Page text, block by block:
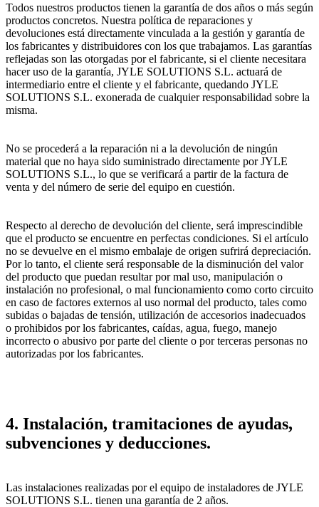
Todos nuestros productos tienen la garantía de dos años o más según
productos concretos. Nuestra política de reparaciones y
devoluciones está directamente vinculada a la gestión y garantía de
los fabricantes y distribuidores con los que trabajamos. Las garantías
reflejadas son las otorgadas por el fabricante, si el cliente necesitara
hacer uso de la garantía, JYLE SOLUTIONS S.L. actuará de
intermediario entre el cliente y el fabricante, quedando JYLE
SOLUTIONS S.L. exonerada de cualquier responsabilidad sobre la
misma.
No se procederá a la reparación ni a la devolución de ningún
material que no haya sido suministrado directamente por JYLE
SOLUTIONS S.L., lo que se verificará a partir de la factura de
venta y del número de serie del equipo en cuestión.
Respecto al derecho de devolución del cliente, será imprescindible
que el producto se encuentre en perfectas condiciones. Si el artículo
no se devuelve en el mismo embalaje de origen sufrirá depreciación.
Por lo tanto, el cliente será responsable de la disminución del valor
del producto que puedan resultar por mal uso, manipulación o
instalación no profesional, o mal funcionamiento como corto circuito
en caso de factores externos al uso normal del producto, tales como
subidas o bajadas de tensión, utilización de accesorios inadecuados
o prohibidos por los fabricantes, caídas, agua, fuego, manejo
incorrecto o abusivo por parte del cliente o por terceras personas no
autorizadas por los fabricantes.
4. Instalación, tramitaciones de ayudas,
subvenciones y deducciones.
Las instalaciones realizadas por el equipo de instaladores de JYLE
SOLUTIONS S.L. tienen una garantía de 2 años.